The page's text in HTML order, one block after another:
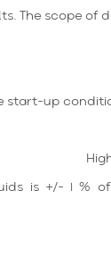
The scope of
start-up
is +/- 1 %